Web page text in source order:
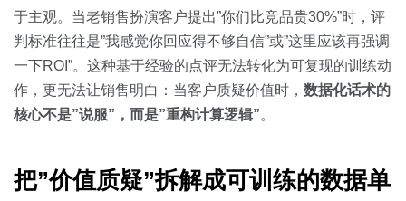
于主观。当老销售扮演客户提出”你们比竞品贵30%”时，评
判标准往往是”我感觉你回应得不够自信”或”这里应该再强调
一下ROI”。这种基于经验的点评无法转化为可复现的训练动
作，更无法让销售明白：当客户质疑价值时， 数据化话术的
核心不是”说服”，而是”重构计算逻辑”。
把”价值质疑”拆解成可训练的数据单